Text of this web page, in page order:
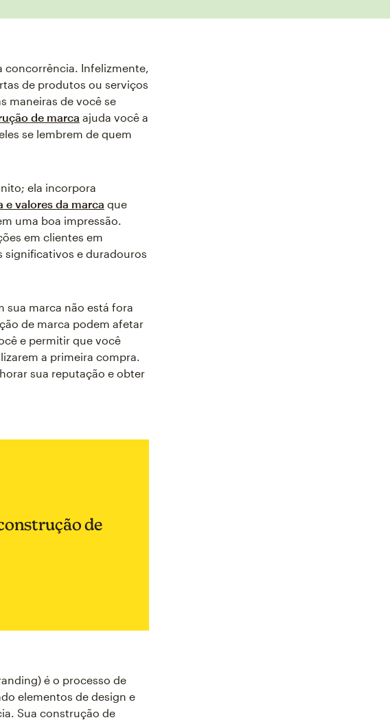
concorrência. Infelizmente,
de produtos ou serviços
maneiras de você se
de marca ajuda você a
se lembrem de quem
ela incorpora
e valores da marca que
uma boa impressão.
em clientes em
significativos e duradouros
sua marca não está fora
de marca podem afetar
e permitir que você
a primeira compra.
sua reputação e obter
de
é o processo de
elementos de design e
Sua construção de